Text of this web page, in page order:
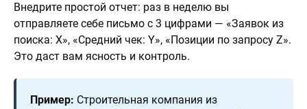
Внедрите простой отчет: раз в неделю вы
отправляете себе письмо с 3 цифрами — «Заявок из
поиска: X», «Средний чек: Y», «Позиции по запросу Z».
Это даст вам ясность и контроль.
Пример: Строительная компания из